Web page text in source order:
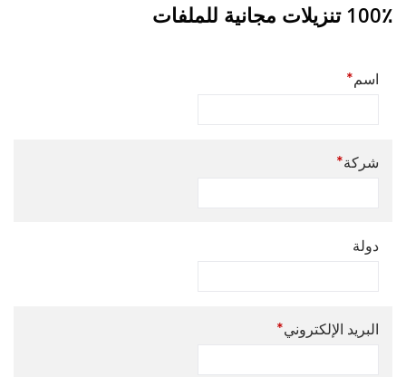
100٪ تنزيلات مجانية للملفات
اسم*
شركة*
دولة
البريد الإلكتروني*